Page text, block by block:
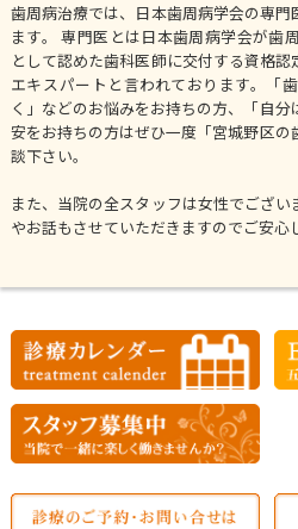
歯周病治療では、日本歯周病学会の専門
ます。 専門医とは日本歯周病学会が歯
として認めた歯科医師に交付する資格
エキスパートと言われております。「
く」などのお悩みをお持ちの方、「自
安をお持ちの方はぜひ一度「宮城野区
談下さい。
また、当院の全スタッフは女性でござ
やお話もさせていただきますのでご安心